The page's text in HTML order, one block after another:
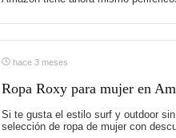
hace 3 meses
Ropa Roxy para mujer en
Si te gusta el estilo surf y outdoor
selección de ropa de mujer con